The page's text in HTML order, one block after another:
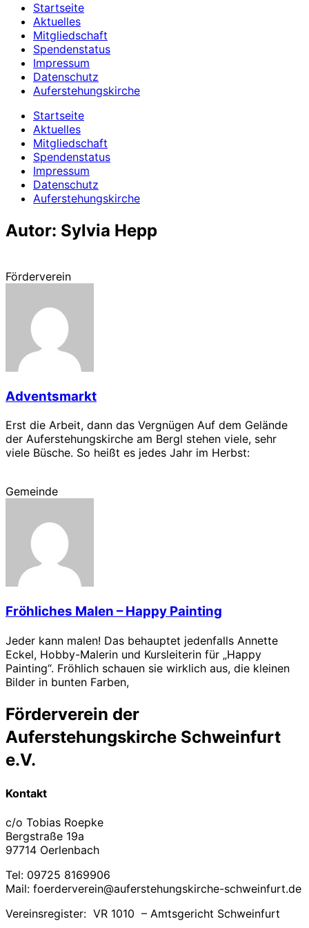
Startseite
Aktuelles
Mitgliedschaft
Spendenstatus
Impressum
Datenschutz
Auferstehungskirche
Startseite
Aktuelles
Mitgliedschaft
Spendenstatus
Impressum
Datenschutz
Auferstehungskirche
Autor: Sylvia Hepp
Förderverein
Adventsmarkt
Erst die Arbeit, dann das Vergnügen Auf dem Gelände
der Auferstehungskirche am Bergl stehen viele, sehr
viele Büsche. So heißt es jedes Jahr im Herbst:
Gemeinde
Fröhliches Malen – Happy Painting
Jeder kann malen! Das behauptet jedenfalls Annette
Eckel, Hobby-Malerin und Kursleiterin für „Happy
Painting“. Fröhlich schauen sie wirklich aus, die kleinen
Bilder in bunten Farben,
Förderverein der
Auferstehungskirche Schweinfurt
e.V.
Kontakt
c/o Tobias Roepke
Bergstraße 19a
97714 Oerlenbach
Tel: 09725 8169906
Mail: foerderverein@auferstehungskirche-schweinfurt.de
Vereinsregister: VR 1010 – Amtsgericht Schweinfurt